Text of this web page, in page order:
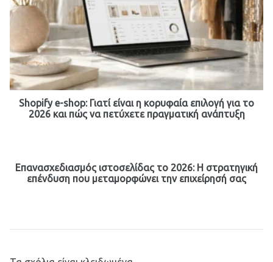
Shopify e-shop: Γιατί είναι η κορυφαία επιλογή για το
2026 και πώς να πετύχετε πραγματική ανάπτυξη
Επανασχεδιασμός ιστοσελίδας το 2026: Η στρατηγική
επένδυση που μεταμορφώνει την επιχείρησή σας